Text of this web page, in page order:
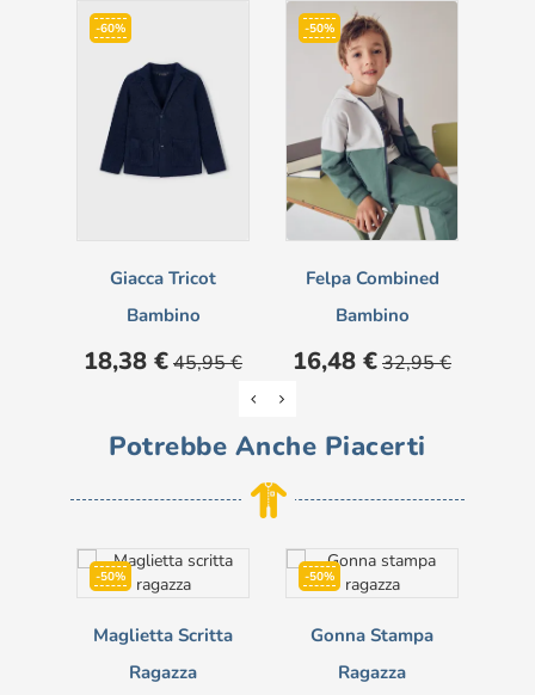
-60%
Giacca Tricot
Bambino
Prezzo
18,38 € Prezzo
base
45,95 €
-50%
Felpa Combined
Bambino
Prezzo
16,48 € Prezzo
base
32,95 €
Potrebbe Anche Piacerti
-50%
Maglietta Scritta
Ragazza
-50%
Gonna Stampa
Ragazza